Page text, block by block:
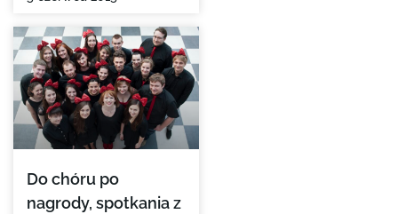
Do chóru po
nagrody, spotkania z